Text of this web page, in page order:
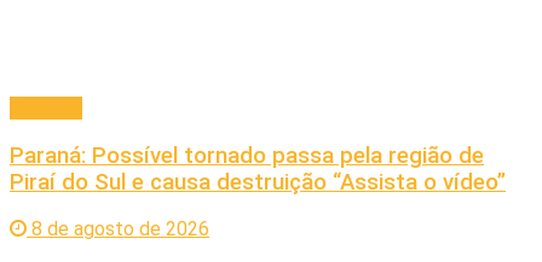
Paraná: Possível tornado passa pela região de
Piraí do Sul e causa destruição “Assista o vídeo”
8 de agosto de 2026